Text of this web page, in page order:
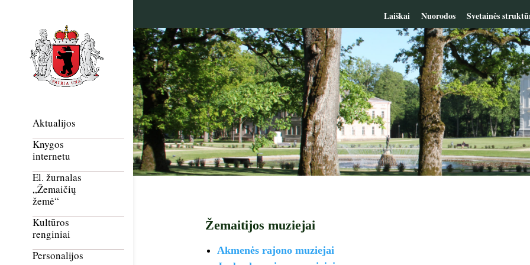
Laiškai Nuorodos Svetainės
Aktualijos
Knygos
internetu
El. žurnalas
„Žemaičių
žemė“
Kultūros
renginiai
Personalijos
Žemaitijos muziejai
Akmenės rajono muziejai